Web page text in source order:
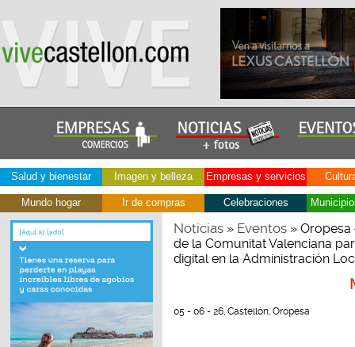
Salud y bienestar Imagen y belleza Empresas y servicios
Mundo hogar Ir de compras Celebraciones
Noticias» Eventos» Oropesa
de la Comunitat Valenciana
digital en la Administración
05 - 06 - 26, Castellón, Oropesa